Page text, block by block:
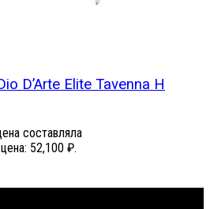
D’Arte Elite Tavenna H
составляла
52,100 ₽.